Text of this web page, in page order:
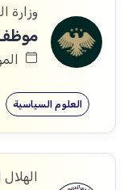
وزارة
العلوم السياسية